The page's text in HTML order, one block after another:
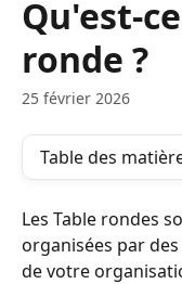
Qu'est-
ronde ?
25 février 2026
Table des
Les Table rondes
organisées par
de votre